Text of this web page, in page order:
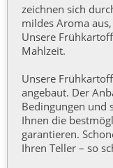
zeichnen sich
mildes Aroma
Unsere
Mahlzeit.
Unsere
angebaut. Der
Bedingungen und
Ihnen die
garantieren.
Ihren Teller – so